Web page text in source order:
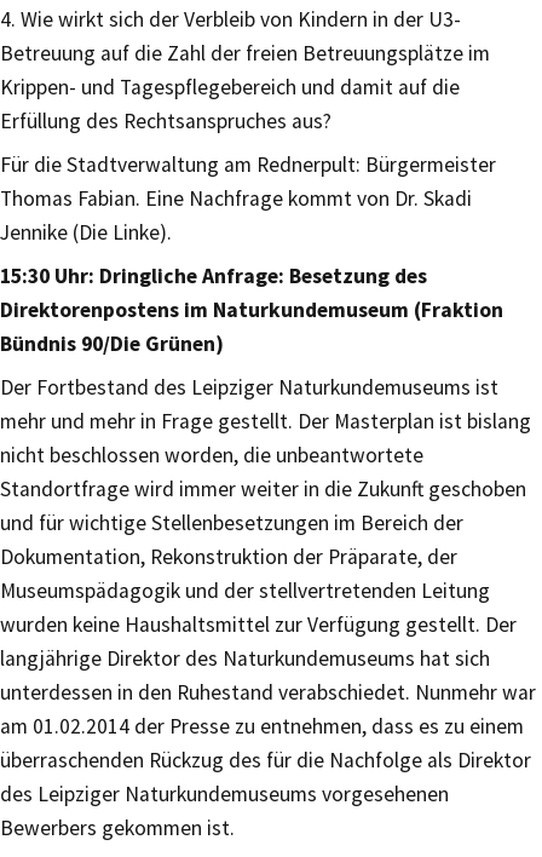
4. Wie wirkt sich der Verbleib von Kindern in der U3-
Betreuung auf die Zahl der freien Betreuungsplätze im
Krippen- und Tagespflegebereich und damit auf die
Erfüllung des Rechtsanspruches aus?
Für die Stadtverwaltung am Rednerpult: Bürgermeister
Thomas Fabian. Eine Nachfrage kommt von Dr. Skadi
Jennike (Die Linke).
15:30 Uhr: Dringliche Anfrage: Besetzung des
Direktorenpostens im Naturkundemuseum (Fraktion
Bündnis 90/Die Grünen)
Der Fortbestand des Leipziger Naturkundemuseums ist
mehr und mehr in Frage gestellt. Der Masterplan ist bislang
nicht beschlossen worden, die unbeantwortete
Standortfrage wird immer weiter in die Zukunft geschoben
und für wichtige Stellenbesetzungen im Bereich der
Dokumentation, Rekonstruktion der Präparate, der
Museumspädagogik und der stellvertretenden Leitung
wurden keine Haushaltsmittel zur Verfügung gestellt. Der
langjährige Direktor des Naturkundemuseums hat sich
unterdessen in den Ruhestand verabschiedet. Nunmehr war
am 01.02.2014 der Presse zu entnehmen, dass es zu einem
überraschenden Rückzug des für die Nachfolge als Direktor
des Leipziger Naturkundemuseums vorgesehenen
Bewerbers gekommen ist.